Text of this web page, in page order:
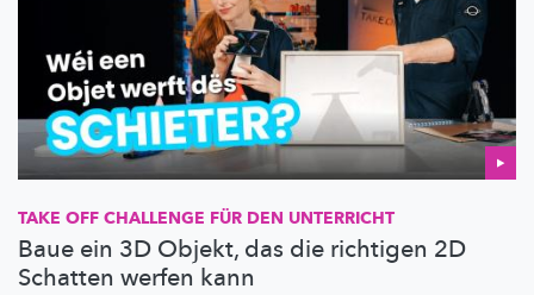
TAKE OFF CHALLENGE FÜR DEN UNTERRICHT
Baue ein 3D Objekt, das die richtigen 2D
Schatten werfen kann